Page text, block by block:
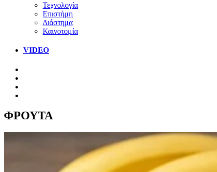
Τεχνολογία
Επιστήμη
Διάστημα
Καινοτομία
VIDEO
ΦΡΟΥΤΑ